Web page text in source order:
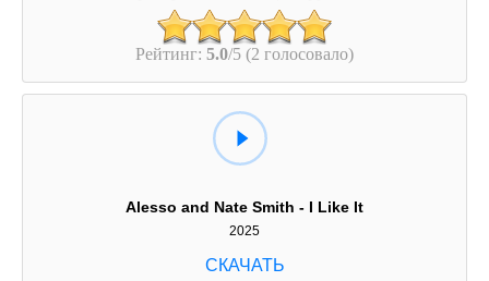
Рейтинг: 5.0/5 (2 голосовало)
Alesso and Nate Smith - I Like It
2025